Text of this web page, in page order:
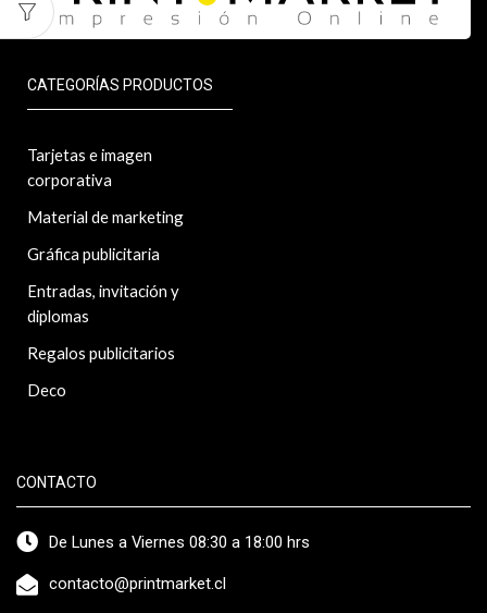
CATEGORÍAS PRODUCTOS
Tarjetas e imagen
corporativa
Material de marketing
Gráfica publicitaria
Entradas, invitación y
diplomas
Regalos publicitarios
Deco
CONTACTO
De Lunes a Viernes 08:30 a 18:00 hrs
contacto@printmarket.cl